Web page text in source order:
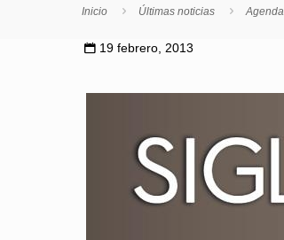
Inicio Últimas noticias Agenda
19 febrero, 2013